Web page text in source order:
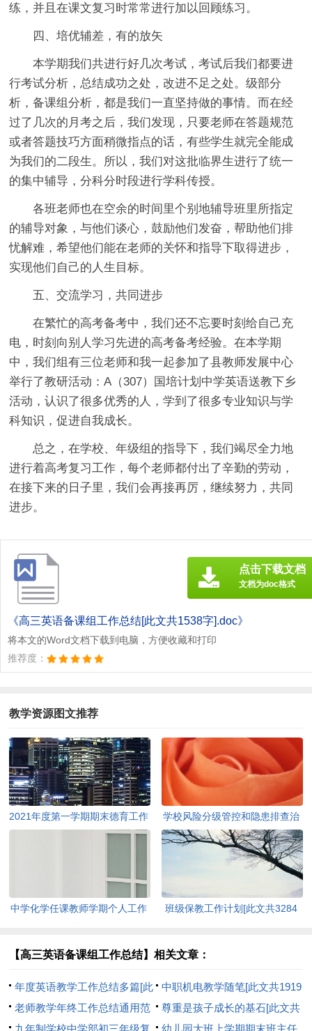
练，并且在课文复习时常常进行加以回顾练习。
四、培优辅差，有的放矢
本学期我们共进行好几次考试，考试后我们都要进
行考试分析，总结成功之处，改进不足之处。级部分
析，备课组分析，都是我们一直坚持做的事情。而在经
过了几次的月考之后，我们发现，只要老师在答题规范
或者答题技巧方面稍微指点的话，有些学生就完全能成
为我们的二段生。所以，我们对这批临界生进行了统一
的集中辅导，分科分时段进行学科传授。
各班老师也在空余的时间里个别地辅导班里所指定
的辅导对象，与他们谈心，鼓励他们发奋，帮助他们排
忧解难，希望他们能在老师的关怀和指导下取得进步，
实现他们自己的人生目标。
五、交流学习，共同进步
在繁忙的高考备考中，我们还不忘要时刻给自己充
电，时刻向别人学习先进的高考备考经验。在本学期
中，我们组有三位老师和我一起参加了县教师发展中心
举行了教研活动：A（307）国培计划中学英语送教下乡
活动，认识了很多优秀的人，学到了很多专业知识与学
科知识，促进自我成长。
总之，在学校、年级组的指导下，我们竭尽全力地
进行着高考复习工作，每个老师都付出了辛勤的劳动，
在接下来的日子里，我们会再接再厉，继续努力，共同
进步。
《高三英语备课组工作总结[此文共1538字].doc》
将本文的Word文档下载到电脑，方便收藏和打印
推荐度：
点击下载文档
文档为doc格式
教学资源图文推荐
2021年度第一学期期末德育工作
安排[此文共352字]
学校风险分级管控和隐患排查治
理双重预防“双控”工作方案[此文
共2850字]
中学化学任课教师学期个人工作
班级保教工作计划[此文共3284
【高三英语备课组工作总结】相关文章：
年度英语教学工作总结多篇[此
文共8285字]
中职机电教学随笔[此文共1919
字]
老师教学年终工作总结通用范
本参考2020【多篇】[此文共
尊重是孩子成长的基石[此文共
793字]
九年制学校中学部初三年级复 幼儿园大班上学期期末班主任